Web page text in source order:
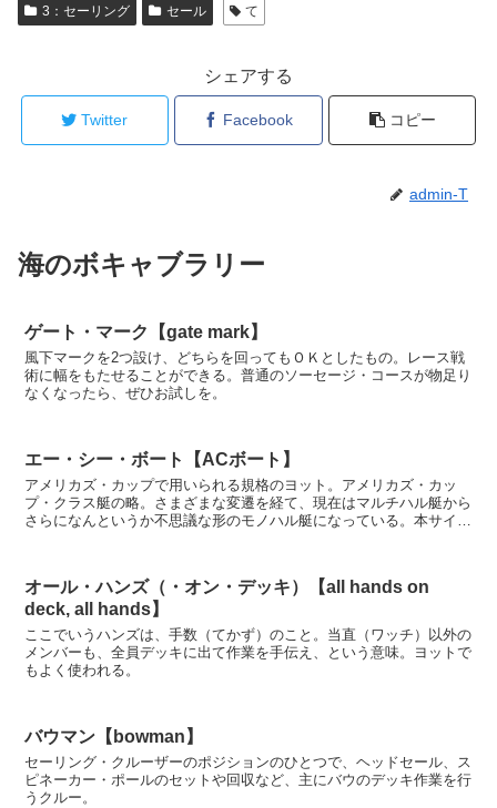
3：セーリング セール て
シェアする
Twitter Facebook コピー
admin-T
海のボキャブラリー
ゲート・マーク【gate mark】
風下マークを2つ設け、どちらを回ってもＯＫとしたもの。レース戦
術に幅をもたせることができる。普通のソーセージ・コースが物足り
なくなったら、ぜひお試しを。
エー・シー・ボート【ACボート】
アメリカズ・カップで用いられる規格のヨット。アメリカズ・カッ
プ・クラス艇の略。さまざまな変遷を経て、現在はマルチハル艇から
さらになんというか不思議な形のモノハル艇になっている。本サイト
オール・ハンズ（・オン・デッキ）【all hands on
deck, all hands】
ここでいうハンズは、手数（てかず）のこと。当直（ワッチ）以外の
メンバーも、全員デッキに出て作業を手伝え、という意味。ヨットで
もよく使われる。
バウマン【bowman】
セーリング・クルーザーのポジションのひとつで、ヘッドセール、ス
ピネーカー・ポールのセットや回収など、主にバウのデッキ作業を行
うクルー。